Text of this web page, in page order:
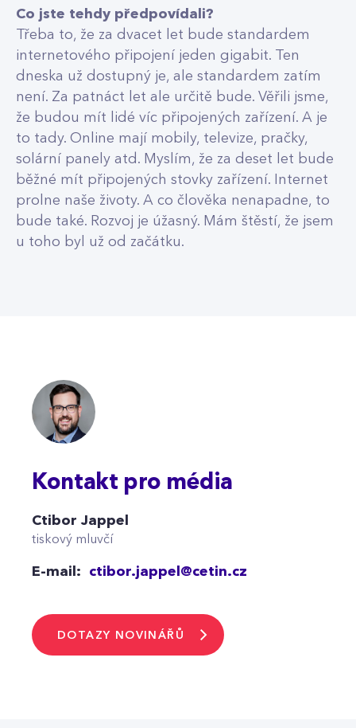
Co jste tehdy předpovídali?
Třeba to, že za dvacet let bude standardem
internetového připojení jeden gigabit. Ten
dneska už dostupný je, ale standardem zatím
není. Za patnáct let ale určitě bude. Věřili jsme,
že budou mít lidé víc připojených zařízení. A je
to tady. Online mají mobily, televize, pračky,
solární panely atd. Myslím, že za deset let bude
běžné mít připojených stovky zařízení. Internet
prolne naše životy. A co člověka nenapadne, to
bude také. Rozvoj je úžasný. Mám štěstí, že jsem
u toho byl už od začátku.
Kontakt pro média
Ctibor Jappel
tiskový mluvčí
E-mail: ctibor.jappel@cetin.cz
DOTAZY NOVINÁŘŮ